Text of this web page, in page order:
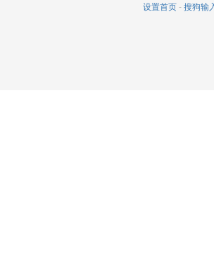
设置首页 - 搜狗输